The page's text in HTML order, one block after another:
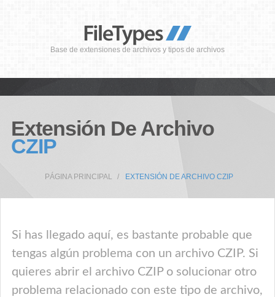
Base de extensiones de archivos y tipos de archivos
Extensión De Archivo
CZIP
PÁGINA PRINCIPAL EXTENSIÓN DE ARCHIVO CZIP
Si has llegado aquí, es bastante probable que
tengas algún problema con un archivo CZIP. Si
quieres abrir el archivo CZIP o solucionar otro
problema relacionado con este tipo de archivo,